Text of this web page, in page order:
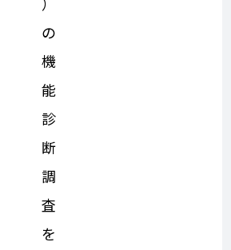
の
機
能
診
断
調
査
を